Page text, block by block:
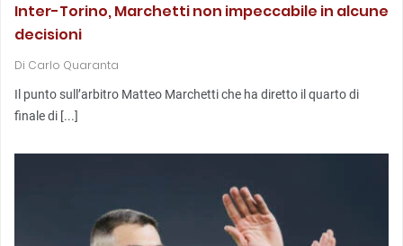
Inter-Torino, Marchetti non impeccabile in alcune
decisioni
Di Carlo Quaranta
Il punto sull’arbitro Matteo Marchetti che ha diretto il quarto di
finale di [...]